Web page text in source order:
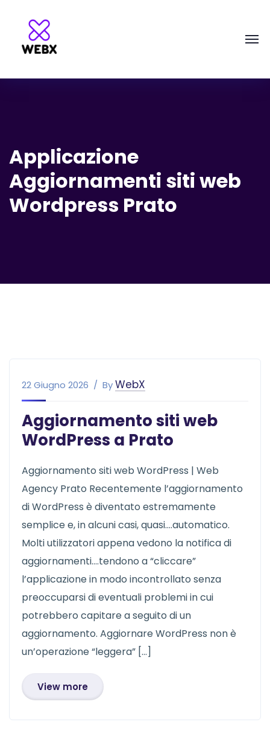
Applicazione
Aggiornamenti siti web
Wordpress Prato
22 Giugno 2026 ByWebX
Aggiornamento siti web
WordPress a Prato
Aggiornamento siti web WordPress | Web
Agency Prato Recentemente l’aggiornamento
di WordPress è diventato estremamente
semplice e, in alcuni casi, quasi….automatico.
Molti utilizzatori appena vedono la notifica di
aggiornamenti….tendono a “cliccare”
l’applicazione in modo incontrollato senza
preoccuparsi di eventuali problemi in cui
potrebbero capitare a seguito di un
aggiornamento. Aggiornare WordPress non è
un’operazione “leggera” […]
View more